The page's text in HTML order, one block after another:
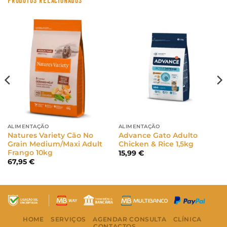
ALIMENTAÇÃO
Natures Variety Cão No
Grain Medium/Maxi Adult
Frango 10kg
67,95 €
ALIMENTAÇÃO
Advance Gato Adulto
Chicken & Rice 1,5kg
15,99 €
HOME SERVIÇOS AGENDAR CONSULTA
CLÍNICA